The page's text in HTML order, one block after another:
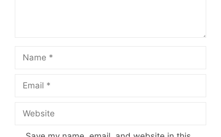
Name
Email
Website